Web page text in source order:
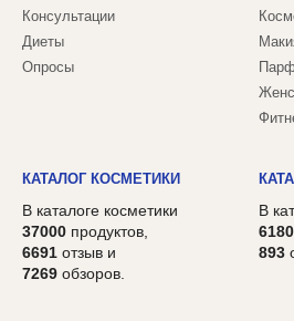
Консультации
Диеты
Опросы
КАТАЛОГ КОСМЕТИКИ
В каталоге косметики
37000 продуктов,
6691 отзыв и
7269 обзоров.
В
6180
893